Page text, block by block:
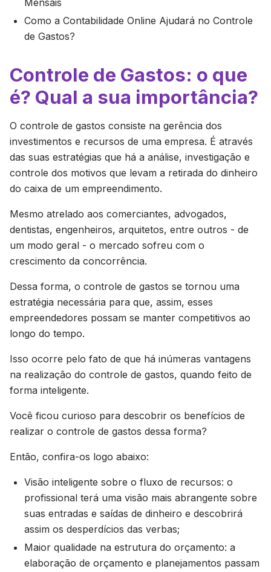
Mensais
Como a Contabilidade Online Ajudará no Controle
de Gastos?
Controle de Gastos: o que
é? Qual a sua importância?
O controle de gastos consiste na gerência dos
investimentos e recursos de uma empresa. É através
das suas estratégias que há a análise, investigação e
controle dos motivos que levam a retirada do dinheiro
do caixa de um empreendimento.
Mesmo atrelado aos comerciantes, advogados,
dentistas, engenheiros, arquitetos, entre outros - de
um modo geral - o mercado sofreu com o
crescimento da concorrência.
Dessa forma, o controle de gastos se tornou uma
estratégia necessária para que, assim, esses
empreendedores possam se manter competitivos ao
longo do tempo.
Isso ocorre pelo fato de que há inúmeras vantagens
na realização do controle de gastos, quando feito de
forma inteligente.
Você ficou curioso para descobrir os benefícios de
realizar o controle de gastos dessa forma?
Então, confira-os logo abaixo:
Visão inteligente sobre o fluxo de recursos: o
profissional terá uma visão mais abrangente sobre
suas entradas e saídas de dinheiro e descobrirá
assim os desperdícios das verbas;
Maior qualidade na estrutura do orçamento: a
elaboração de orçamento e planejamentos passam